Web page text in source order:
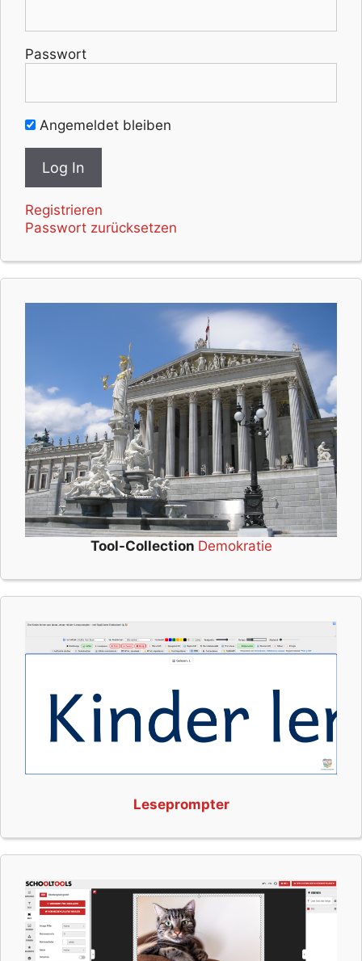
Passwort
Angemeldet bleiben
Registrieren
Passwort zurücksetzen
Tool-Collection Demokratie
Leseprompter